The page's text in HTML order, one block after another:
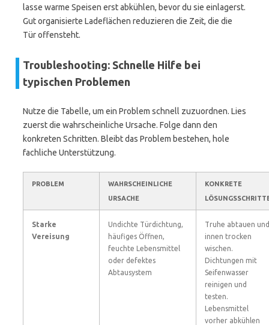
lasse warme Speisen erst abkühlen, bevor du sie einlagerst.
Gut organisierte Ladeflächen reduzieren die Zeit, die die
Tür offensteht.
Troubleshooting: Schnelle Hilfe bei
typischen Problemen
Nutze die Tabelle, um ein Problem schnell zuzuordnen. Lies
zuerst die wahrscheinliche Ursache. Folge dann den
konkreten Schritten. Bleibt das Problem bestehen, hole
fachliche Unterstützung.
PROBLEM
WAHRSCHEINLICHE
URSACHE
KONKRETE
Starke
Vereisung
Undichte Türdichtung,
häufiges Öffnen,
feuchte Lebensmittel
oder defektes
Abtausystem
Truhe abtauen und
innen trocken
wischen.
Dichtungen mit
Seifenwasser
reinigen und
testen.
Lebensmittel
vorher abkühlen